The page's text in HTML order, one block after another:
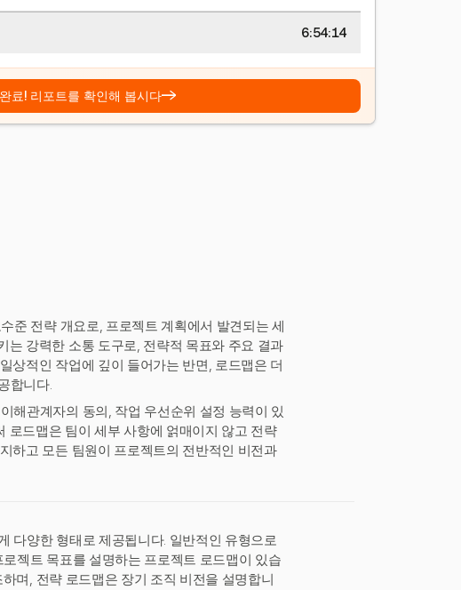
6:54:14
완료! 리포트를 확인해 봅시다→
준 전략 개요로, 프로젝트 계획에서 발견되는 세
는 강력한 소통 도구로, 전략적 목표와 주요 결과
상적인 작업에 깊이 들어가는 반면, 로드맵은 더
합니다.
해관계자의 동의, 작업 우선순위 설정 능력이 있
로드맵은 팀이 세부 사항에 얽매이지 않고 전략
하고 모든 팀원이 프로젝트의 전반적인 비전과
다양한 형태로 제공됩니다. 일반적인 유형으로
젝트 목표를 설명하는 프로젝트 로드맵이 있습
며, 전략 로드맵은 장기 조직 비전을 설명합니